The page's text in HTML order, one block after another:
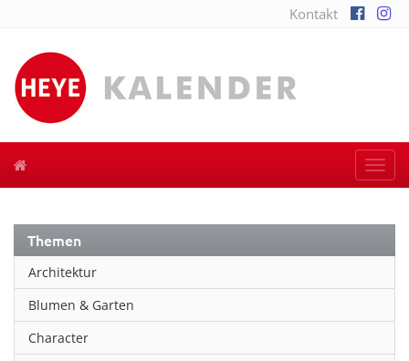
Kontakt
Themen
Architektur
Blumen & Garten
Character